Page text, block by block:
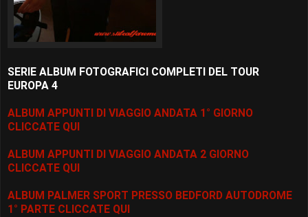
SERIE ALBUM FOTOGRAFICI COMPLETI DEL TOUR
EUROPA 4
ALBUM APPUNTI DI VIAGGIO ANDATA 1° GIORNO
CLICCATE QUI
ALBUM APPUNTI DI VIAGGIO ANDATA 2 GIORNO
CLICCATE QUI
ALBUM PALMER SPORT PRESSO BEDFORD AUTODROME
1° PARTE CLICCATE QUI